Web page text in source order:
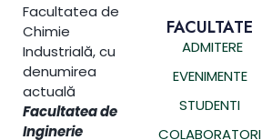
Facultatea de
Chimie
Industrială, cu
denumirea
actuală
Facultatea de
Inginerie
FACULTATE
ADMITERE
EVENIMENTE
STUDENTI
COLABORATORI